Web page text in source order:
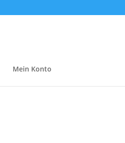
Mein Konto